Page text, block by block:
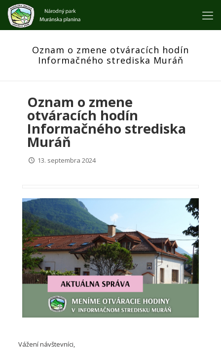
Oznam o zmene otváracích hodín
Informačného strediska Muráň
Oznam o zmene
otváracích hodín
Informačného strediska
Muráň
13. septembra 2024
Vážení návštevníci,